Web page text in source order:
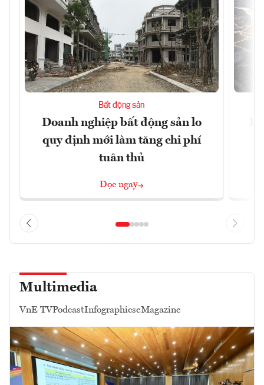
Bất động sản
Doanh nghiệp bất động sản lo
quy định mới làm tăng chi phí
tuân thủ
Đọc ngay
Multimedia
VnE TVPodcastInfographicseMagazine